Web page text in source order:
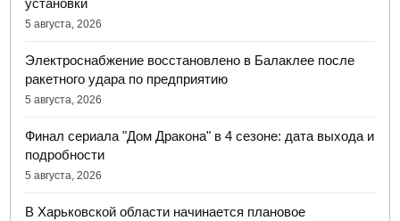
установки
5 августа, 2026
Электроснабжение восстановлено в Балаклее после
ракетного удара по предприятию
5 августа, 2026
Финал сериала "Дом Дракона" в 4 сезоне: дата выхода и
подробности
5 августа, 2026
В Харьковской области начинается плановое